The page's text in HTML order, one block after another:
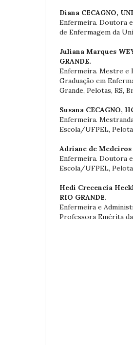
Diana CECAGNO,
Enfermeira. Doutora
de Enfermagem da
Juliana Marques
GRANDE.
Enfermeira. Mestre e
Graduação em
Grande, Pelotas, RS,
Susana CECAGNO,
Enfermeira.
Escola/UFPEL,
Adriane de Medeiros
Enfermeira. Doutora
Escola/UFPEL,
Hedi Crecencia
RIO GRANDE.
Enfermeira e
Professora Emérita da